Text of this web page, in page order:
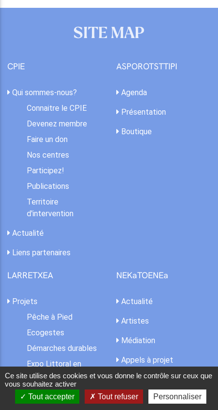
SITE MAP
CPIE
Qui sommes-nous?
Connaitre le CPIE
Devenez membre
Faire un don
Nos centres
Participez!
Publications
Territoire
d'intervention
Actualité
Liens partenaires
ASPOROTSTTIPI
Agenda
Présentation
Boutique
LARRETXEA
Projets
Pêche à Pied
Ecogestes
Démarches durables
Expo Littoral en
mouvement
Climat, risque,
adaptation
NEKaTOENEa
Actualité
Artistes
Médiation
Appels à projet
A propos
Info pratiques
Ce site utilise des cookies et vous donne le contrôle sur ceux que
vous souhaitez activer
Tout accepter
Tout refuser Personnaliser